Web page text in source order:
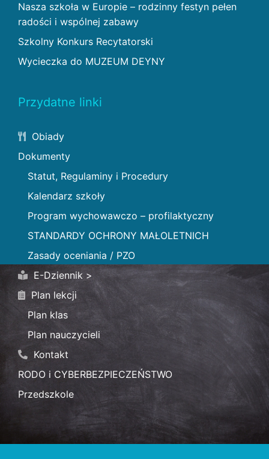
Nasza szkoła w Europie – rodzinny festyn pełen
radości i wspólnej zabawy
Szkolny Konkurs Recytatorski
Wycieczka do MUZEUM DEYNY
Przydatne linki
Obiady
Dokumenty
Statut, Regulaminy i Procedury
Kalendarz szkoły
Program wychowawczo – profilaktyczny
STANDARDY OCHRONY MAŁOLETNICH
Zasady oceniania / PZO
E-Dziennik >
Plan lekcji
Plan klas
Plan nauczycieli
Kontakt
RODO i CYBERBEZPIECZEŃSTWO
Przedszkole